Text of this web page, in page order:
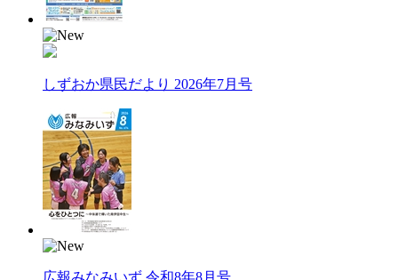
しずおか県民だより 2026年7月号